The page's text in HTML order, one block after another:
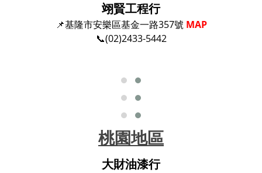
翊賢工程行
📌基隆市安樂區基金一路357號 MAP
📞(02)2433-5442
桃園地區
大財油漆行